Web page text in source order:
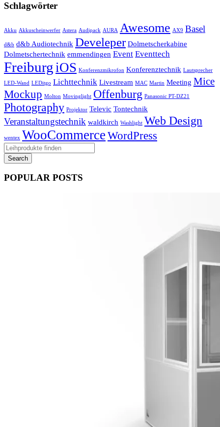
Schlagwörter
Akku Akkuscheinwerfer Astera Audipack AURA Awesome AX9 Basel
d&b d&b Audiotechnik Develeper Dolmetscherkabine
Dolmetschertechnik emmendingen Event Eventtech
Freiburg iOS Konferenzmikrofon Konferenztechnik Lautsprecher
LED-Wand LEDitgo Lichttechnik Livestream MAC Martin Meeting Mice
Mockup Molton Movinglight Offenburg Panasonic PT-DZ21
Photography Projektor Televic Tontechnik
Veranstaltungstechnik waldkirch Washlight Web Design
wentex WooCommerce WordPress
POPULAR POSTS